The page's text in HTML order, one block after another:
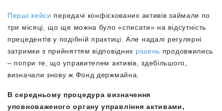
Перші кейси передачі конфіскованих активів займали по
три місяці, що ще можна було «списати» на відсутність
прецедентів у подібній практиці. Але надалі регулярні
затримки з прийняттям відповідних рішень продовжились
– попри те, що управителем активів, здебільшого,
визначали знову ж Фонд держмайна.
В середньому процедура визначення
уповноваженого органу управління активами,